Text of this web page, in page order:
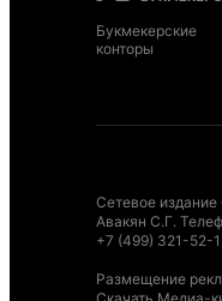
Букмекерские
конторы
Сетевое
Авакян С.Г.
+7 (499) 321-52-
Размещение